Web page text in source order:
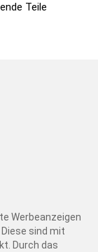
Teile
Werbeanzeigen
sind mit
Durch das